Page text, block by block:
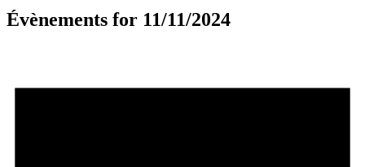
Évènements for 11/11/2024